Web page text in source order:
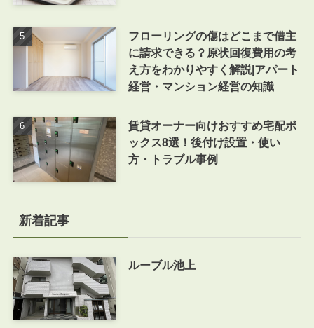
フローリングの傷はどこまで借主
に請求できる？原状回復費用の考
え方をわかりやすく解説|アパート
経営・マンション経営の知識
賃貸オーナー向けおすすめ宅配ボ
ックス8選！後付け設置・使い
方・トラブル事例
新着記事
ルーブル池上